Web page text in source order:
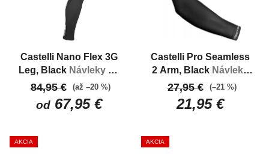
Castelli Nano Flex 3G
Leg, Black Návleky na
nohy zateplené, vode
odpudivé
od67,95 €
84,95 € (až –20 %)
Castelli Pro Seamless
2 Arm, Black Návleky
na ruky, komfortné,
bezšvové
21,95 €
27,95 € (–21 %)
AKCIA AKCIA